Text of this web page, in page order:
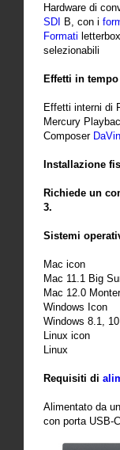
Hardware di
SDI
B, con i
Formati
selezionabili
Effetti in
Effetti interni di
Mercury
Composer
Installazione
Richiede un
3.
Sistemi
Mac icon
Mac 11.1 Big
Mac 12.0
Windows Icon
Windows 8.1,
Linux icon
Linux
Requisiti di
Alimentato da un
con porta USB-C